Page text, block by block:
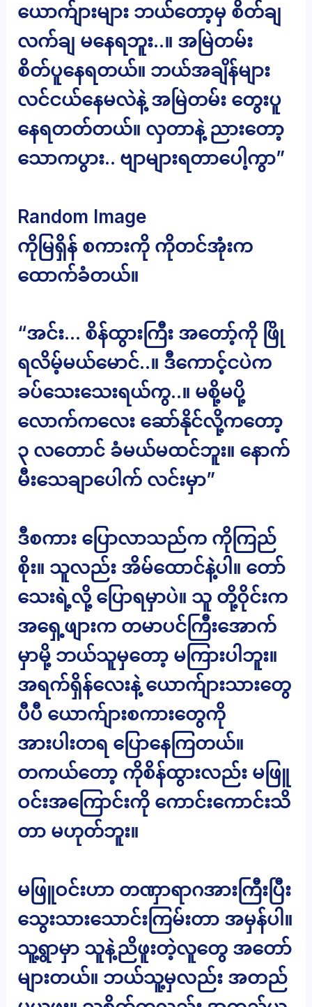
ယောက်ျားများ ဘယ်တော့မှ စိတ်ချ
လက်ချ မနေရဘူး..။ အမြဲတမ်း
စိတ်ပူနေရတယ်။ ဘယ်အချိန်များ
လင်ငယ်နေမလဲနဲ့ အမြဲတမ်း တွေးပူ
နေရတတ်တယ်။ လှတာနဲ့ ညားတော့
သောကပွား.. ဗျာများရတာပေါ့ကွာ”
Random Image
ကိုမြရှိန် စကားကို ကိုတင်အုံးက
ထောက်ခံတယ်။
“အင်း… စိန်ထွားကြီး အတော့်ကို ဖြို
ရလိမ့်မယ်မောင်..။ ဒီကောင့်ငပဲက
ခပ်သေးသေးရယ်ကွ..။ မစို့မပို့
လောက်ကလေး ဆော်နိုင်လို့ကတော့
၃ လတောင် ခံမယ်မထင်ဘူး။ နောက်
မီးသေချာပေါက် လင်းမှာ”
ဒီစကား ပြောလာသည်က ကိုကြည်
စိုး။ သူလည်း အိမ်ထောင်နဲ့ပါ။ တော်
သေးရဲ့လို့ ပြောရမှာပဲ။ သူ တို့ဝိုင်းက
အရှေ့ဖျားက တမာပင်ကြီးအောက်
မှာမို့ ဘယ်သူမှတော့ မကြားပါဘူး။
အရက်ရှိန်လေးနဲ့ ယောက်ျားသားတွေ
ပီပီ ယောက်ျားစကားတွေကို
အားပါးတရ ပြောနေကြတယ်။
တကယ်တော့ ကိုစိန်ထွားလည်း မဖြူ
ဝင်းအကြောင်းကို ကောင်းကောင်းသိ
တာ မဟုတ်ဘူး။
မဖြူဝင်းဟာ တဏှာရာဂအားကြီးပြီး
သွေးသားသောင်းကြမ်းတာ အမှန်ပါ။
သူ့ရွာမှာ သူနဲ့ညိဖူးတဲ့လူတွေ အတော်
များတယ်။ ဘယ်သူ့မှလည်း အတည်